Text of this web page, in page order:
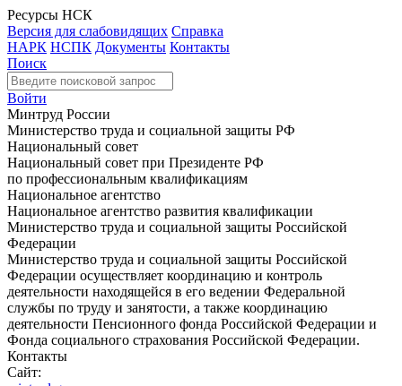
Ресурсы НСК
Версия для слабовидящих Справка
НАРК НСПК Документы Контакты
Поиск
Войти
Минтруд России
Министерство труда и социальной защиты РФ
Национальный совет
Национальный совет при Президенте РФ
по профессиональным квалификациям
Национальное агентство
Национальное агентство развития квалификации
Министерство труда и социальной защиты Российской
Федерации
Министерство труда и социальной защиты Российской
Федерации осуществляет координацию и контроль
деятельности находящейся в его ведении Федеральной
службы по труду и занятости, а также координацию
деятельности Пенсионного фонда Российской Федерации и
Фонда социального страхования Российской Федерации.
Контакты
Сайт: